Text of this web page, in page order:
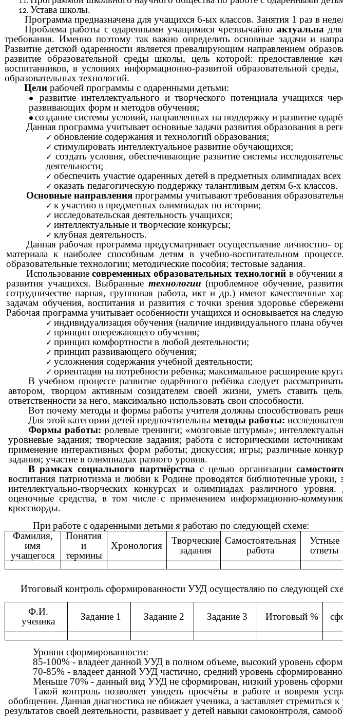
Устава школы.
Программа предназначена для учащихся 6-ых классов. Занятия 1 раз в
Проблема работы с одаренными учащимися чрезвычайно актуальна
требования. Именно поэтому так важно определить основные задачи и
Развитие детской одаренности является превалирующим направлением
развитие образовательной среды школы, цель которой: предоставление
воспитанников, в условиях информационно-развитой образовательной
образовательных технологий.
Целирабочей программы с одаренными детьми:
развитие интеллектуального и творческого потенциала учащихся
развивающих форм и методов обучения;
создание системы условий, направленных на поддержку и развитие
Данная программа учитывает основные задачи развития образования в
обновление содержания и технологий образования;
стимулировать интеллектуальное развитие обучающихся;
создать условия, обеспечивающие развитие системы
деятельности;
обеспечить участие одаренных детей в предметных олимпиадах
оказать педагогическую поддержку талантливым детям 6-х классов.
Основные направленияпрограммы учитывают требования
к участию в предметных олимпиадах по истории;
исследовательская деятельность учащихся;
интеллектуальные и творческие конкурсы;
клубная деятельность.
Данная рабочая программа предусматривает осуществление
материала к наиболее способным детям в учебно-воспитательном
образовательные технологии; методические пособия; тестовые задания.
Использованиесовременных образовательных технологий в обучении
развития учащихся. Выбранные технологии(проблемное обучение,
сотрудничестве парная, групповая работа, икт и др.) имеют качественные
задачам обучения, воспитания и развития с точки зрения здоровье
Рабочая программа учитывает особенности учащихся и основывается на
индивидуализация обучения (наличие индивидуального плана
принцип опережающего обучения;
принцип комфортности в любой деятельности;
принцип развивающего обучения;
усложнения содержания учебной деятельности;
ориентация на потребности ребенка; максимальное расширение
В учебном процессе развитие одарённого ребёнка следует
автором, творцом активным созидателем своей жизни, уметь ставить
ответственности за него, максимально использовать свои способности.
Вот почему методы и формы работы учителя должны способствовать
Для этой категории детей предпочтительныметоды работы:
Формы работы: ролевые тренинги; «мозговые штурмы»;
уровневые задания; творческие задания; работа с историческими
применение интерактивных форм работы; дискуссия; игры; различные
задания; участие в олимпиадах разного уровня.
В рамках социального партнёрства с целью организации
воспитания патриотизма и любви к Родине проводятся библиотечные
интеллектуально-творческих конкурсах и олимпиадах различного
оценочные средства, в том числе с применением информационно-
кроссворды.
При работе с одаренными детьми я работаю по следующей схеме:
Фамилия,
имя
учащегося
Понятия
и
термины
Хронология
Творческие
задания
Самостоятельная
работа
Устные
ответы
Итоговый контроль сформированности УУД осуществляю по следующей
Ф.И.
ученика
Задание 1 Задание 2 Задание 3 Итоговый %
Уровни сформированности:
85-100% - владеет данной УУД в полном объеме, высокий уровень
70-85% - владеет данной УУД частично, средний уровень
Меньше 70% - данный вид УУД не сформирован, низкий уровень
Такой контроль позволяет увидеть просчёты в работе и вовремя
обобщении. Данная диагностика не обижает ученика, а заставляет стремиться
результатов своей деятельности, развивает у детей навыки самоконтроля,